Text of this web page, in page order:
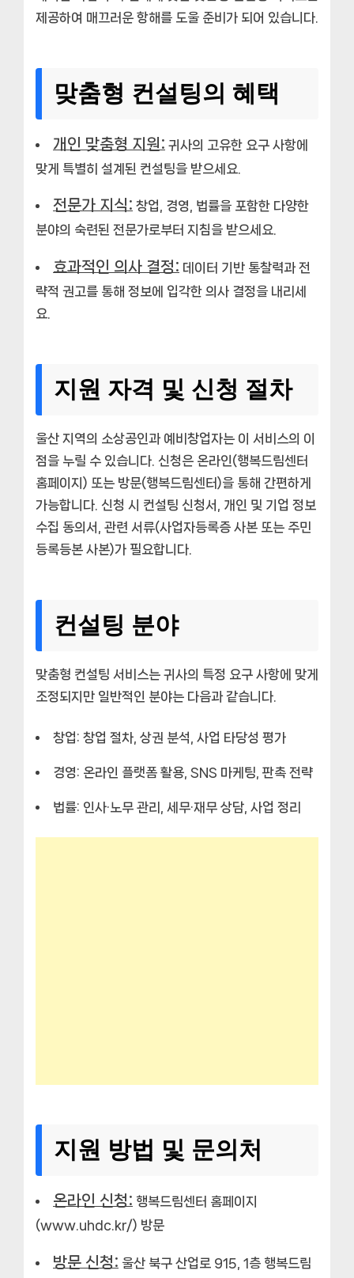
제공하여 매끄러운 항해를 도울 준비가 되어 있습니다.
맞춤형 컨설팅의 혜택
개인 맞춤형 지원: 귀사의 고유한 요구 사항에
맞게 특별히 설계된 컨설팅을 받으세요.
전문가 지식: 창업, 경영, 법률을 포함한 다양한
분야의 숙련된 전문가로부터 지침을 받으세요.
효과적인 의사 결정: 데이터 기반 통찰력과 전
략적 권고를 통해 정보에 입각한 의사 결정을 내리세
요.
지원 자격 및 신청 절차
울산 지역의 소상공인과 예비창업자는 이 서비스의 이
점을 누릴 수 있습니다. 신청은 온라인(행복드림센터
홈페이지) 또는 방문(행복드림센터)을 통해 간편하게
가능합니다. 신청 시 컨설팅 신청서, 개인 및 기업 정보
수집 동의서, 관련 서류(사업자등록증 사본 또는 주민
등록등본 사본)가 필요합니다.
컨설팅 분야
맞춤형 컨설팅 서비스는 귀사의 특정 요구 사항에 맞게
조정되지만 일반적인 분야는 다음과 같습니다.
창업: 창업 절차, 상권 분석, 사업 타당성 평가
경영: 온라인 플랫폼 활용, SNS 마케팅, 판촉 전략
법률: 인사·노무 관리, 세무·재무 상담, 사업 정리
지원 방법 및 문의처
온라인 신청: 행복드림센터 홈페이지
(www.uhdc.kr/) 방문
방문 신청: 울산 북구 산업로 915, 1층 행복드림